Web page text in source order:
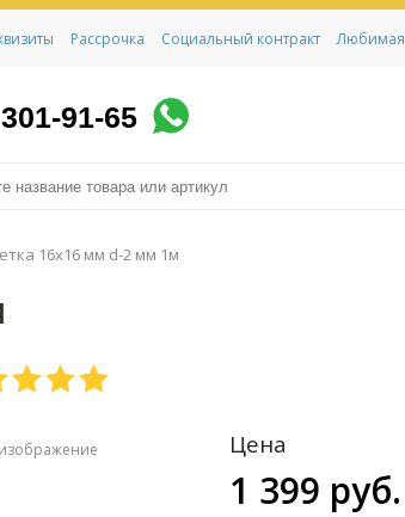
Рассрочка Социальный контракт
91-65
16х16 мм d-2 мм 1м
Цена
1 399 руб.